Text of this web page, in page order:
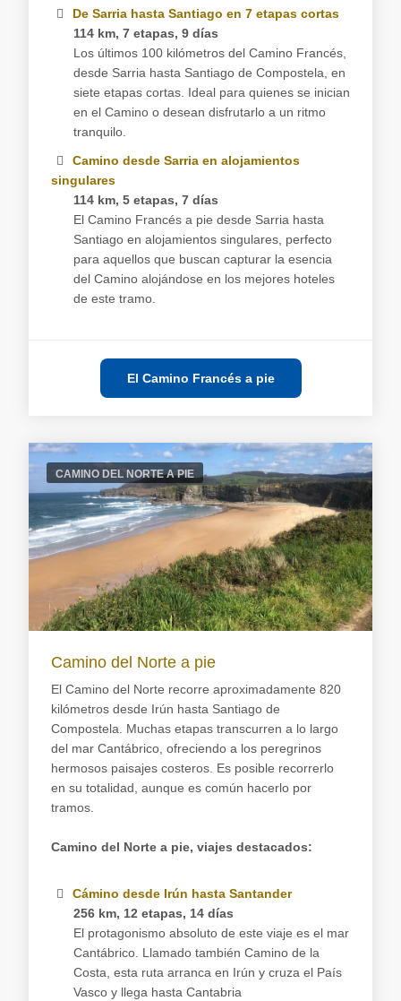
De Sarria hasta Santiago en 7 etapas cortas
114 km, 7 etapas, 9 días
Los últimos 100 kilómetros del Camino Francés,
desde Sarria hasta Santiago de Compostela, en
siete etapas cortas. Ideal para quienes se inician
en el Camino o desean disfrutarlo a un ritmo
tranquilo.
Camino desde Sarria en alojamientos
singulares
114 km, 5 etapas, 7 días
El Camino Francés a pie desde Sarria hasta
Santiago en alojamientos singulares, perfecto
para aquellos que buscan capturar la esencia
del Camino alojándose en los mejores hoteles
de este tramo.
El Camino Francés a pie
CAMINO DEL NORTE A PIE
Camino del Norte a pie
El Camino del Norte recorre aproximadamente 820
kilómetros desde Irún hasta Santiago de
Compostela. Muchas etapas transcurren a lo largo
del mar Cantábrico, ofreciendo a los peregrinos
hermosos paisajes costeros. Es posible recorrerlo
en su totalidad, aunque es común hacerlo por
tramos.
Camino del Norte a pie, viajes destacados:
Cámino desde Irún hasta Santander
256 km, 12 etapas, 14 días
El protagonismo absoluto de este viaje es el mar
Cantábrico. Llamado también Camino de la
Costa, esta ruta arranca en Irún y cruza el País
Vasco y llega hasta Cantabria